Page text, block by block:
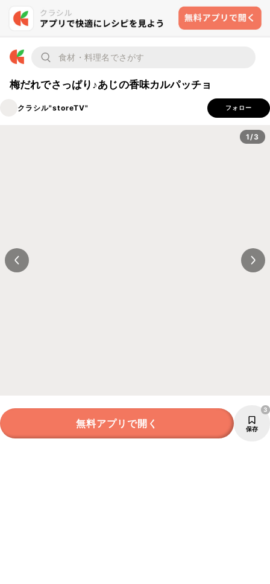
梅だれでさっぱり♪あじの香味カルパッチョ
クラシル"storeTV" フォロー
1/3
無料アプリで開く 保存
3